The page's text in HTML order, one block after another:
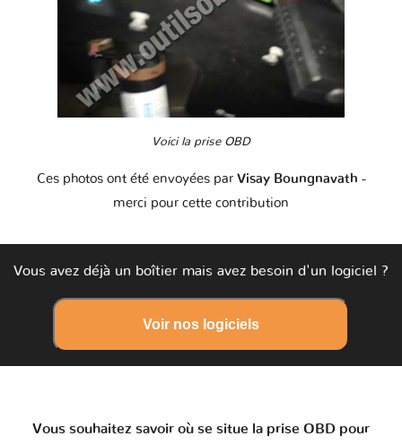
Voici la prise OBD
Ces photos ont été envoyées par Visay Boungnavath -
merci pour cette contribution
Vous avez déjà un boîtier mais avez besoin d'un logiciel ?
Voir nos logiciels
Vous souhaitez savoir où se situe la prise OBD pour